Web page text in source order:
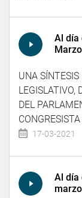
Al día
UNA
LEGISLATIVO,
DEL
17-03-2021
Al día